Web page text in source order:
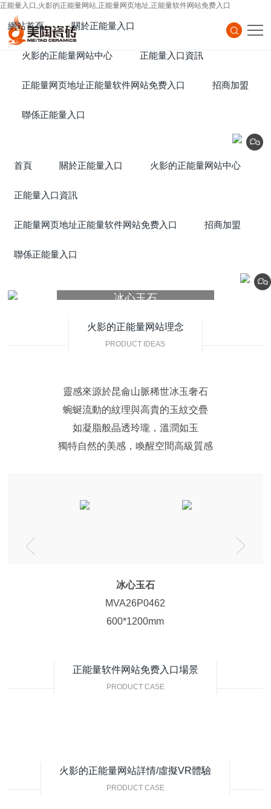
正能量入口,火影的正能量网站,正能量网页地址,正能量软件网站免费入口
網站首頁
Home
關於正能量入口
About Us
火影的正能量网站中心
Products
正能量入口資訊
News
正能量网页地址正能量软件网站免费入口
Project
招商加盟
聯係正能量入口
首頁 關於正能量入口 火影的正能量网站中心
正能量入口資訊
正能量网页地址正能量软件网站免费入口 招商加盟
聯係正能量入口
冰心玉石
火影的正能量网站理念
PRODUCT IDEAS
靈感來源於昆侖山脈稀世冰玉奢石
蜿蜒流動的紋理與高貴的玉紋交疊
如凝脂般晶透玲瓏，溫潤如玉
獨特自然的美感，喚醒空間高級質感
冰心玉石
MVA26P0462
600*1200mm
正能量软件网站免费入口場景
PRODUCT CASE
火影的正能量网站詳情/虛擬VR體驗
PRODUCT CASE